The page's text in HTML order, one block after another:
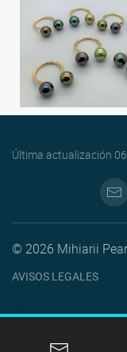
Última actualización
© 2026 Mihiarii
AVISOS LEGALES